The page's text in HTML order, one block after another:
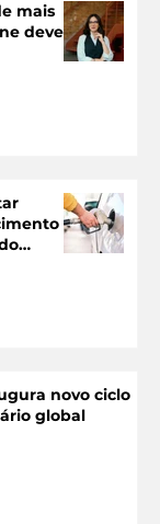
mais
deve
novo ciclo
global